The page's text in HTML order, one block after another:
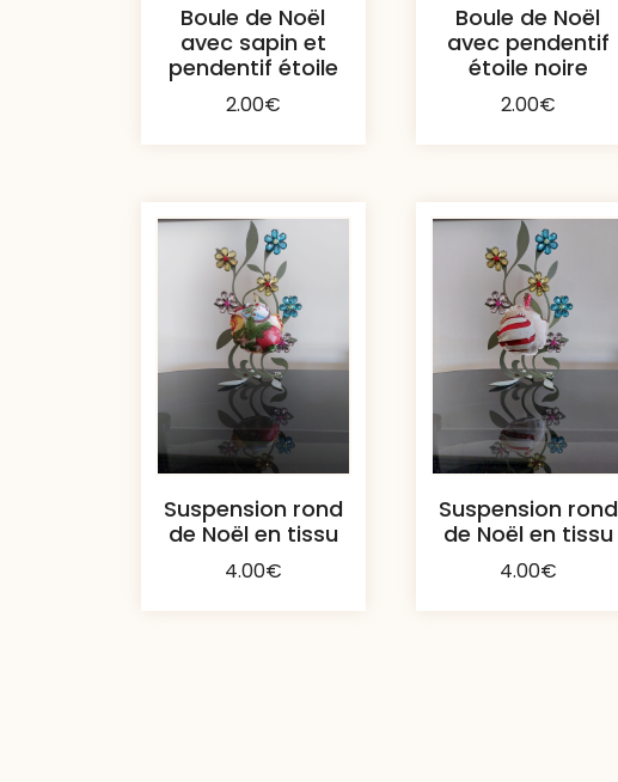
Boule de Noël
avec sapin et
pendentif étoile
2.00€
Boule de Noël
avec pendentif
étoile noire
2.00€
Suspension rond
de Noël en tissu
4.00€
Suspension rond
de Noël en tissu
4.00€